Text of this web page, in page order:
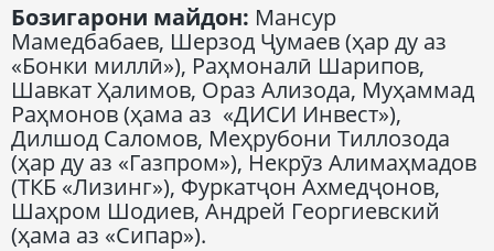
Бозигарони майдон: Мансур
Мамедбабаев, Шерзод Ҷумаев (ҳар ду аз
«Бонки миллӣ»), Раҳмоналӣ Шарипов,
Шавкат Ҳалимов, Ораз Ализода, Муҳаммад
Раҳмонов (ҳама аз «ДИСИ Инвест»),
Дилшод Саломов, Меҳрубони Тиллозода
(ҳар ду аз «Газпром»), Некрӯз Алимаҳмадов
(ТКБ «Лизинг»), Фуркатҷон Ахмедҷонов,
Шаҳром Шодиев, Андрей Георгиевский
(ҳама аз «Сипар»).